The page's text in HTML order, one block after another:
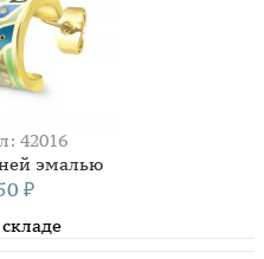
42016
эмалью
₽